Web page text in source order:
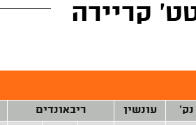
קריירה
עונשין ריבאונדים